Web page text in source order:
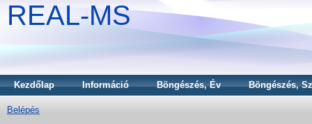
REAL-MS
Kezdőlap Információ Böngészés, Év Böngészés,
Belépés